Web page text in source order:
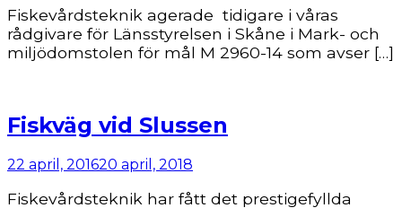
Fiskevårdsteknik agerade tidigare i våras
rådgivare för Länsstyrelsen i Skåne i Mark- och
miljödomstolen för mål M 2960-14 som avser […]
Fiskväg vid Slussen
22 april, 201620 april, 2018
Fiskevårdsteknik har fått det prestigefyllda